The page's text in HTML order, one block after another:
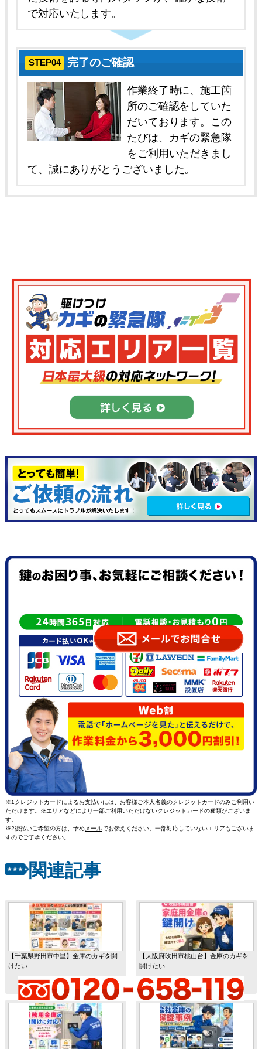
で対応いたします。
STEP04 完了のご確認
作業終了時に、施工箇
所のご確認をしていた
だいております。この
たびは、カギの緊急隊
をご利用いただきまし
て、誠にありがとうございました。
※1クレジットカードによるお支払いには、お客様ご本人名義のクレジットカードのみご利用い
ただけます。※エリアなどにより一部ご利用いただけないクレジットカードの種類がございま
す。
※2後払いご希望の方は、予めメールでお伝えください。一部対応していないエリアもございま
すのでご了承ください。
関連記事
【千葉県野田市中里】金庫のカギを開
けたい
【大阪府吹田市桃山台】金庫のカギを
開けたい